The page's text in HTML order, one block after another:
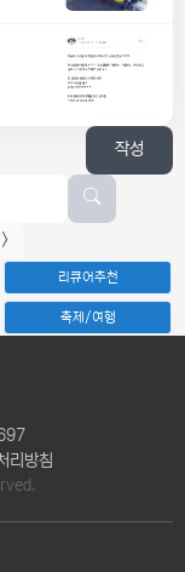
작성
>
리큐어추천
축제/여행
리방침